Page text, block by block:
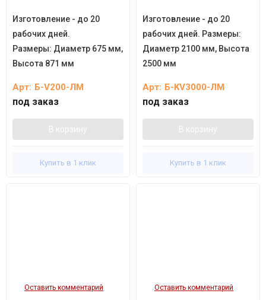
Изготовление - до 20
рабочих дней.
Размеры: Диаметр 675 мм,
Высота 871 мм
Арт: Б-V200-ЛМ
под заказ
В корзину
Купить в 1 клик
Изготовление - до 20
рабочих дней. Размеры:
Диаметр 2100 мм, Высота
2500 мм
Арт: Б-KV3000-ЛМ
под заказ
В корзину
Купить в 1 клик
Оставить комментарий Оставить комментарий